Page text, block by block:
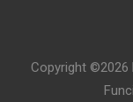
Copyright ©2026